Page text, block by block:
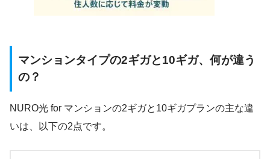
マンションタイプの2ギガと10ギガ、何が違う
の？
NURO光 for マンションの2ギガと10ギガプランの主な違
いは、以下の2点です。